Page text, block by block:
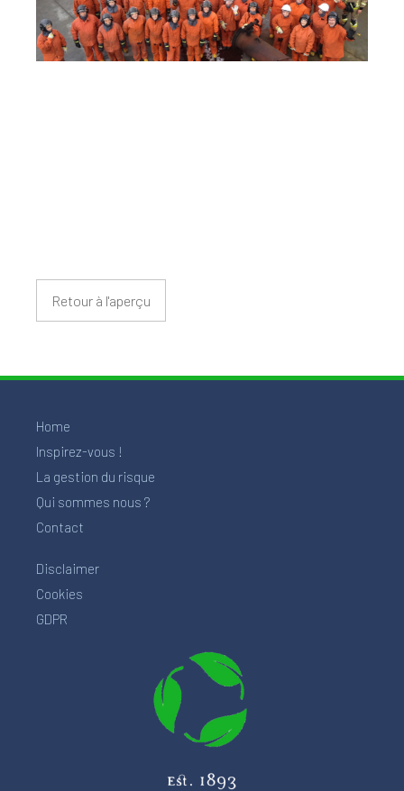
Retour à l'aperçu
Home
Inspirez-vous !
La gestion du risque
Qui sommes nous ?
Contact
Disclaimer
Cookies
GDPR